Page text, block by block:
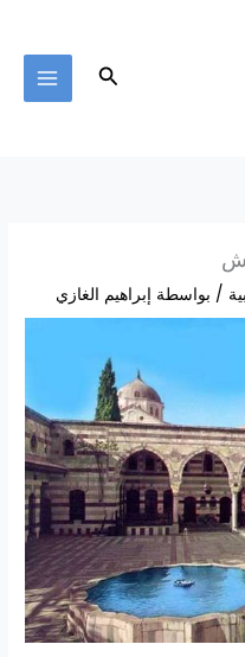
البحث
/ بواسطة إبراهيم الغازي